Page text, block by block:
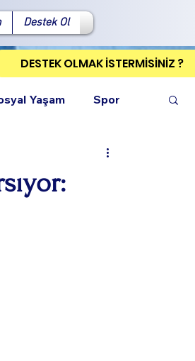
Destek Ol
DESTEK OLMAK İSTERMİSİNİZ ?
Yaşam Spor